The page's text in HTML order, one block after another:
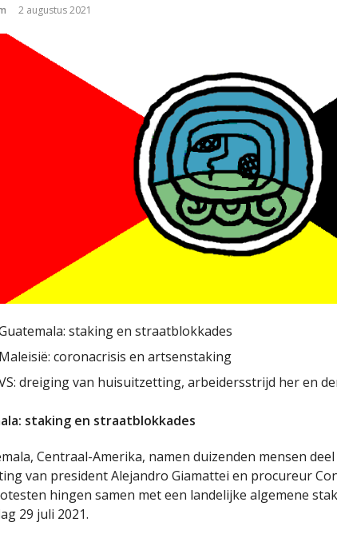
2 augustus 2021
staking en straatblokkades
Maleisië: coronacrisis en artsenstaking
dreiging van huisuitzetting, arbeidersstrijd her en
staking en straatblokkades
Centraal-Amerika, namen duizenden mensen
van president Alejandro Giamattei en procureur
hingen samen met een landelijke algemene
29 juli 2021.